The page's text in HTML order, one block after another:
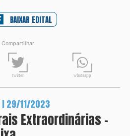
BAIXAR EDITAL
Compartilhar
twitter whatsapp
| 29/11/2023
Extraordinárias -